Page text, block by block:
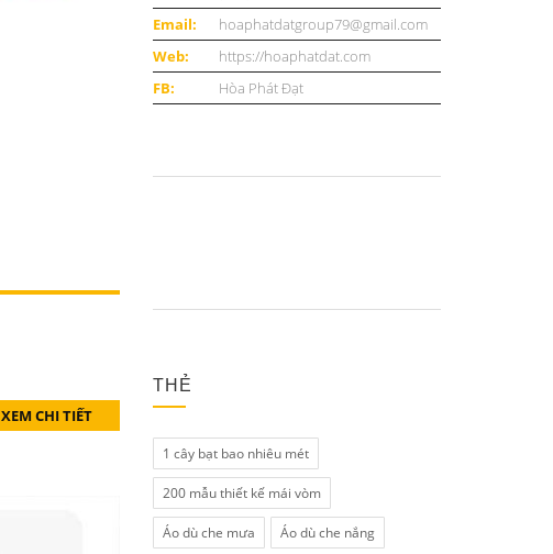
XEM CHI TIẾT
Email:
hoaphatdatgroup79@gmail.com
Web:
https://hoaphatdat.com
FB:
Hòa Phát Đạt
THẺ
1 cây bạt bao nhiêu mét
200 mẫu thiết kế mái vòm
Áo dù che mưa Áo dù che nắng